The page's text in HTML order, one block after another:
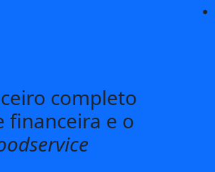
completo
financeira e o